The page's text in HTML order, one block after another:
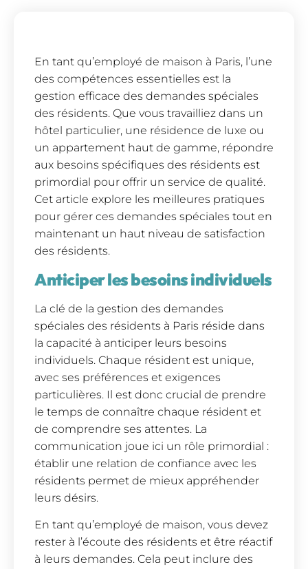
En tant qu’employé de maison à Paris, l’une
des compétences essentielles est la
gestion efficace des demandes spéciales
des résidents. Que vous travailliez dans un
hôtel particulier, une résidence de luxe ou
un appartement haut de gamme, répondre
aux besoins spécifiques des résidents est
primordial pour offrir un service de qualité.
Cet article explore les meilleures pratiques
pour gérer ces demandes spéciales tout en
maintenant un haut niveau de satisfaction
des résidents.
Anticiper les besoins individuels
La clé de la gestion des demandes
spéciales des résidents à Paris réside dans
la capacité à anticiper leurs besoins
individuels. Chaque résident est unique,
avec ses préférences et exigences
particulières. Il est donc crucial de prendre
le temps de connaître chaque résident et
de comprendre ses attentes. La
communication joue ici un rôle primordial :
établir une relation de confiance avec les
résidents permet de mieux appréhender
leurs désirs.
En tant qu’employé de maison, vous devez
rester à l’écoute des résidents et être réactif
à leurs demandes. Cela peut inclure des